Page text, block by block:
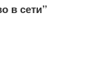
в сети”